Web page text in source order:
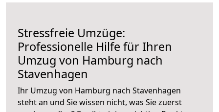
Stressfreie Umzüge:
Professionelle Hilfe für Ihren
Umzug von Hamburg nach
Stavenhagen
Ihr Umzug von Hamburg nach Stavenhagen
steht an und Sie wissen nicht, was Sie zuerst